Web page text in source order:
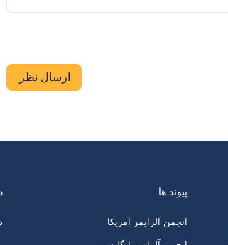
ارسال نظر
پیوند ها
انجمن آلزایمر آمریکا